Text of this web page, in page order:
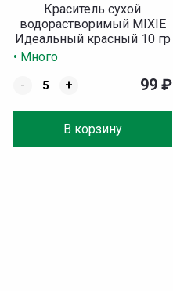
Краситель сухой
водорастворимый MIXIE
Идеальный красный 10 гр
• Много
-
+
В корзину
99 ₽